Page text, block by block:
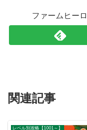
ファームヒー
関連記事
レベル別攻略【1001～】